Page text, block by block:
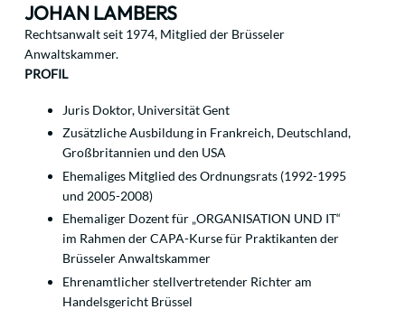
JOHAN LAMBERS
Rechtsanwalt seit 1974, Mitglied der Brüsseler
Anwaltskammer.
PROFIL
Juris Doktor, Universität Gent
Zusätzliche Ausbildung in Frankreich, Deutschland,
Großbritannien und den USA
Ehemaliges Mitglied des Ordnungsrats (1992-1995
und 2005-2008)
Ehemaliger Dozent für „ORGANISATION UND IT“
im Rahmen der CAPA-Kurse für Praktikanten der
Brüsseler Anwaltskammer
Ehrenamtlicher stellvertretender Richter am
Handelsgericht Brüssel